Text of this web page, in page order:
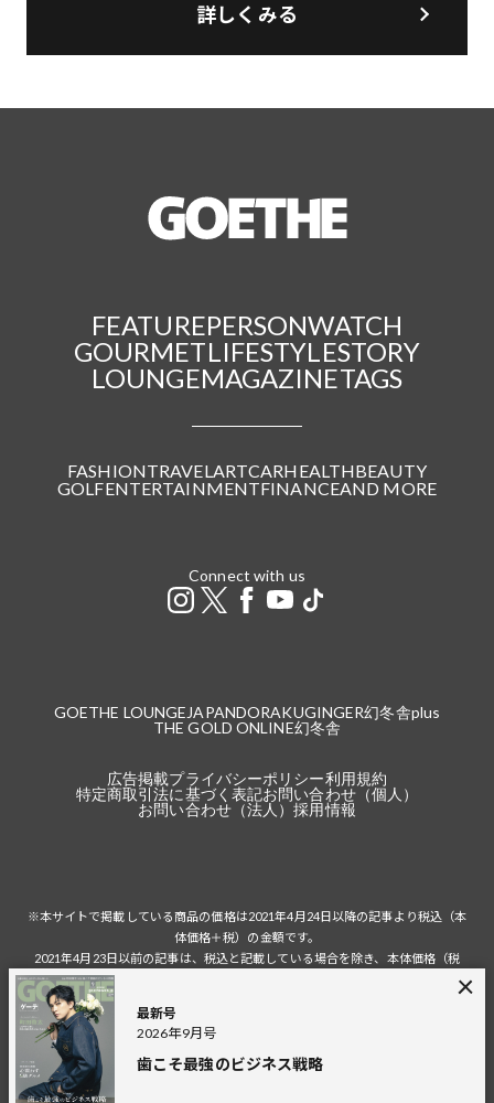
詳しくみる
最新号
2026年9月号
歯こそ最強のビジネス戦略
FEATUREPERSONWATCH
GOURMETLIFESTYLESTORY
LOUNGEMAGAZINETAGS
FASHIONTRAVEL ARTCARHEALTHBEAUTY
GOLFENTERTAINMENTFINANCEAND MORE
Connect with us
GOETHE LOUNGE JAPANDORAKUGINGER幻冬舎plus
THE GOLD ONLINE幻冬舎
広告掲載プライバシーポリシー利用規約
特定商取引法に基づく表記お問い合わせ（個人）
お問い合わせ（法人）採用情報
※本サイトで掲載している商品の価格は2021年4月24日以降の記事より税込（本
体価格＋税）の金額です。
2021年4月23日以前の記事は、税込と記載している場合を除き、本体価格（税
税込の場合の税額は掲載当時の税率に準じます。